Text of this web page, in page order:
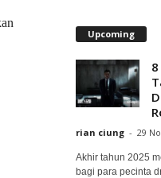
Upcoming
rian ciung - 29
Akhir tahun 2025
bagi para pecinta